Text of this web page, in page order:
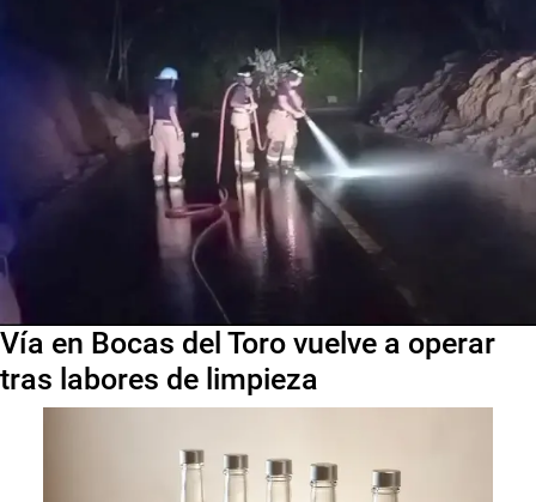
Vía en Bocas del Toro vuelve a operar
tras labores de limpieza